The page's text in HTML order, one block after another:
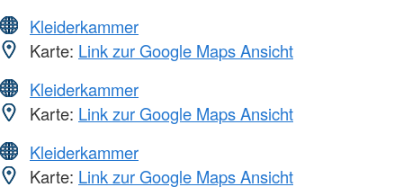
Kleiderkammer
Karte: Link zur Google Maps Ansicht
Kleiderkammer
Karte: Link zur Google Maps Ansicht
Kleiderkammer
Karte: Link zur Google Maps Ansicht